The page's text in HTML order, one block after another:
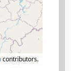
contributors.